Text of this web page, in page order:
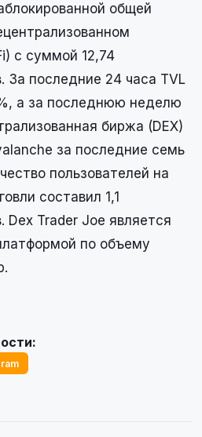
общей
с суммой 12,74
За последние 24 часа TVL
а за последнюю неделю
биржа (DEX)
за последние семь
пользователей на
составил 1,1
Trader Joe является
по объему